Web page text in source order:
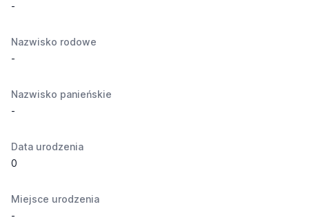
-
Nazwisko rodowe
-
Nazwisko panieńskie
-
Data urodzenia
0
Miejsce urodzenia
-